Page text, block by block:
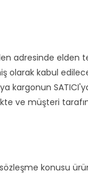
adresinde
olarak kabul
kargonun
ve müşteri
konusu